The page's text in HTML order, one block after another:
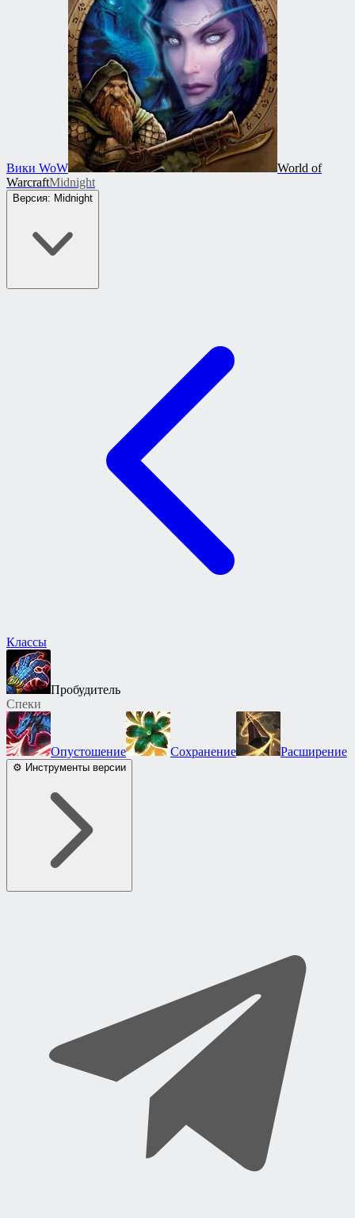
Вики WoW
World of
WarcraftMidnight
Версия: Midnight
Классы
Пробудитель
Спеки
Опустошение Сохранение Расширение
⚙ Инструменты версии